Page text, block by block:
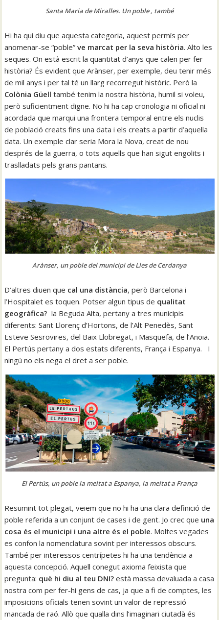
Santa Maria de Miralles. Un poble , també
Hi ha qui diu que aquesta categoria, aquest permís per
anomenar-se “poble”ve marcat per la seva història. Alto les
seques. On està escrit la quantitat d’anys que calen per fer
història? És evident que Arànser, per exemple, deu tenir més
de mil anys i per tal té un llarg recorregut històric. Però la
Colònia Güell també tenim la nostra història, humil si voleu,
però suficientment digne. No hi ha cap cronologia ni oficial ni
acordada que marqui una frontera temporal entre els nuclis
de població creats fins una data i els creats a partir d’aquella
data. Un exemple clar seria Mora la Nova, creat de nou
després de la guerra, o tots aquells que han sigut engolits i
traslladats pels grans pantans.
Arànser, un poble del municipi de Lles de Cerdanya
D’altres diuen que cal una distància, però Barcelona i
l’Hospitalet es toquen. Potser algun tipus de qualitat
geogràfica? la Beguda Alta, pertany a tres municipis
diferents: Sant Llorenç d’Hortons, de l’Alt Penedès, Sant
Esteve Sesrovires, del Baix Llobregat, i Masquefa, de l’Anoia.
El Pertús pertany a dos estats diferents, França i Espanya. I
ningú no els nega el dret a ser poble.
El Pertús, un poble la meitat a Espanya, la meitat a França
Resumint tot plegat, veiem que no hi ha una clara definició de
poble referida a un conjunt de cases i de gent. Jo crec que una
cosa és el municipi i una altre és el poble. Moltes vegades
es confon la nomenclatura sovint per interessos obscurs.
També per interessos centrípetes hi ha una tendència a
aquesta concepció. Aquell conegut axioma feixista que
pregunta: què hi diu al teu DNI? està massa devaluada a casa
nostra com per fer-hi gens de cas, ja que a fi de comptes, les
imposicions oficials tenen sovint un valor de repressió
mancada de raó. Allò que qualla dins l’imaginari ciutadà és